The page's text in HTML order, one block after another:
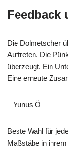
Feedback
Die Dolmetscher
Auftreten. Die
überzeugt. Ein
Eine erneute
– Yunus Ö
Beste Wahl für
Maßstäbe in